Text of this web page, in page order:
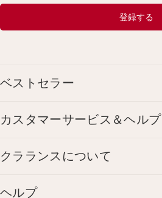
登録する
ベストセラー
カスタマーサービス＆ヘルプ
クラランスについて
ヘルプ